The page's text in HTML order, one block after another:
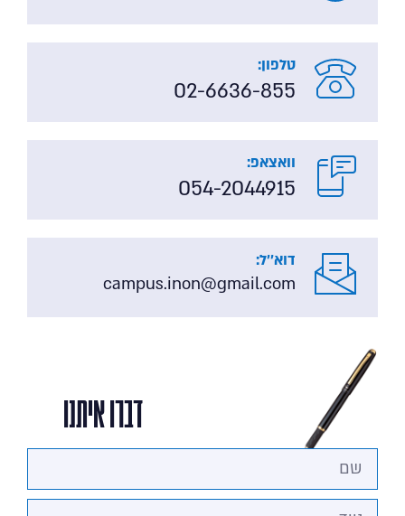
טלפון:
02-6636-855
וואצאפ:
054-2044915
דוא''ל:
campus.inon@gmail.com
דברו איתנו